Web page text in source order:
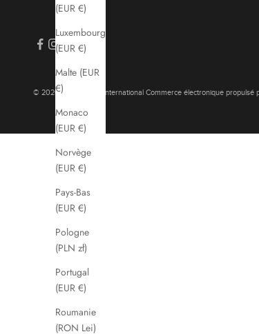
(EUR €)
Luxembourg
(EUR €)
Malte (EUR
€)
Monaco
(EUR €)
Norvège
(EUR €)
Pays-Bas
(EUR €)
Pologne
(PLN zł)
Portugal
(EUR €)
Roumanie
(RON Lei)
© 2026 - bogas com international Commerce électronique propulsé